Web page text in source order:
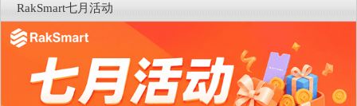
RakSmart七月活动